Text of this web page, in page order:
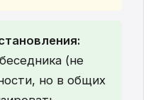
(не
но в общих